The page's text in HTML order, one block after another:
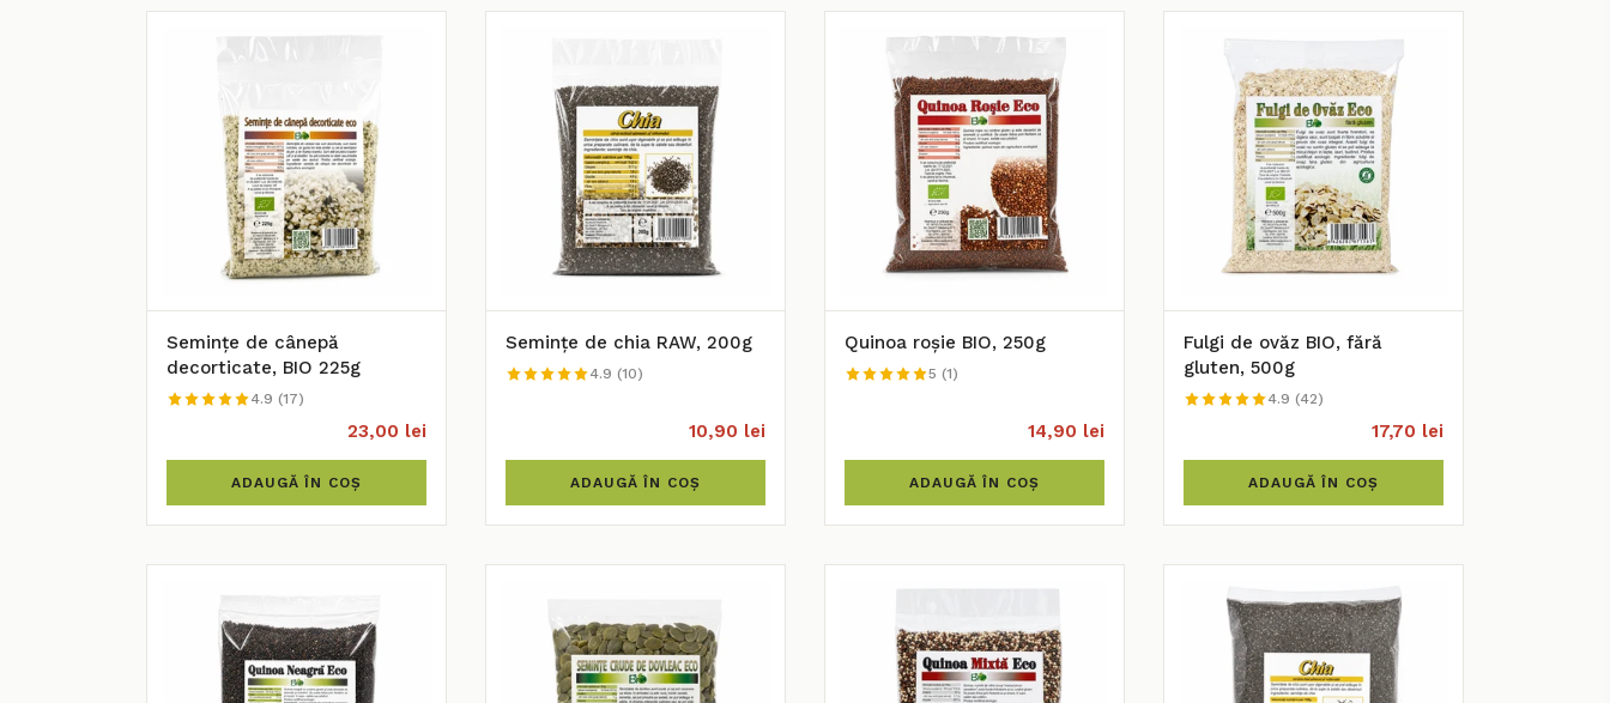
Semințe de cânepă
decorticate, BIO 225g
4.9 (17)
23,00 lei
ADAUGĂ ÎN COȘ
Semințe de chia RAW, 200g
4.9 (10)
10,90 lei
ADAUGĂ ÎN COȘ
Quinoa roșie BIO, 250g
5 (1)
14,90 lei
ADAUGĂ ÎN COȘ
Fulgi de ovăz BIO, fără
gluten, 500g
4.9 (42)
17,70 lei
ADAUGĂ ÎN COȘ